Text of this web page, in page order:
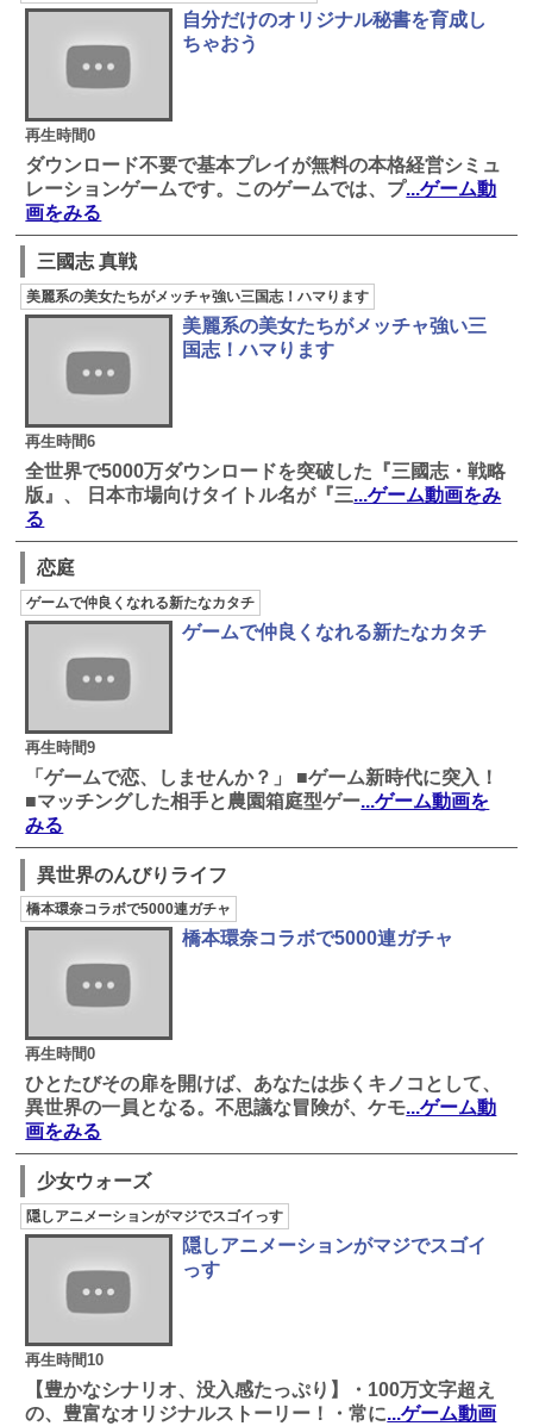
再生時間0
自分だけのオリジナル秘書を育成し
ちゃおう
ダウンロード不要で基本プレイが無料の本格経営シミュ
レーションゲームです。このゲームでは、プ...ゲーム動
画をみる
三國志 真戦
美麗系の美女たちがメッチャ強い三国志！ハマります
再生時間6
美麗系の美女たちがメッチャ強い三
国志！ハマります
全世界で5000万ダウンロードを突破した『三國志・戦略
版』、 日本市場向けタイトル名が『三...ゲーム動画をみ
る
恋庭
ゲームで仲良くなれる新たなカタチ
再生時間9
ゲームで仲良くなれる新たなカタチ
「ゲームで恋、しませんか？」 ■ゲーム新時代に突入！
■マッチングした相手と農園箱庭型ゲー...ゲーム動画を
みる
異世界のんびりライフ
橋本環奈コラボで5000連ガチャ
再生時間0
橋本環奈コラボで5000連ガチャ
ひとたびその扉を開けば、あなたは歩くキノコとして、
異世界の一員となる。不思議な冒険が、ケモ...ゲーム動
画をみる
少女ウォーズ
隠しアニメーションがマジでスゴイっす
再生時間10
隠しアニメーションがマジでスゴイ
っす
【豊かなシナリオ、没入感たっぷり】・100万文字超え
の、豊富なオリジナルストーリー！・常に...ゲーム動画